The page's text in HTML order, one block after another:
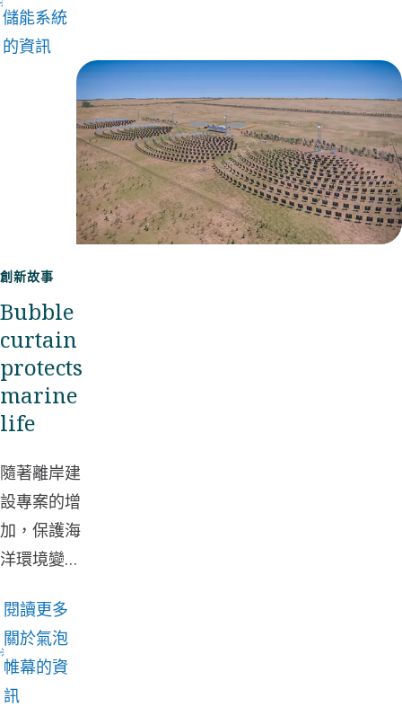
再生能
源。
儲能系統
的資訊
創新故事
Bubble
curtain
protects
marine
life
隨著離岸建
設專案的增
加，保護海
洋環境變得
要。例如在
澳大利亞南
部。
閱讀更多
關於氣泡
帷幕的資
訊